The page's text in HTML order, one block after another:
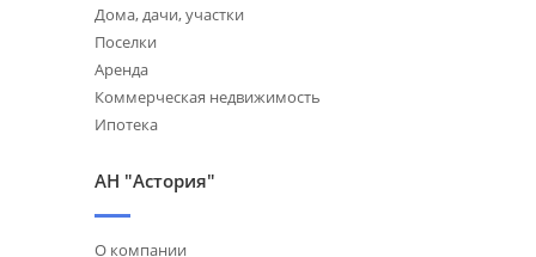
Дома, дачи, участки
Поселки
Аренда
Коммерческая недвижимость
Ипотека
АН "Астория"
О компании